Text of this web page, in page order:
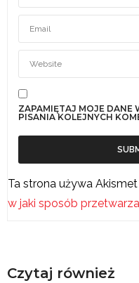
ZAPAMIĘTAJ MOJE DANE
PISANIA KOLEJNYCH
Ta strona używa
w jaki sposób
Czytaj również